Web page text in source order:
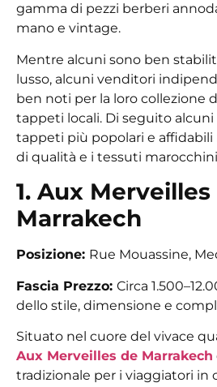
gamma di pezzi berberi
mano e vintage.
Mentre alcuni sono ben
lusso, alcuni venditori
ben noti per la loro collezione
tappeti locali. Di seguito
tappeti più popolari e affidabili
di qualità e i tessuti
1. Aux Merveilles
Marrakech
Posizione: Rue Mouassine,
Fascia Prezzo: Circa
dello stile, dimensione e
Situato nel cuore del vivace
Aux Merveilles de Marrakech
tradizionale per i viaggiatori in